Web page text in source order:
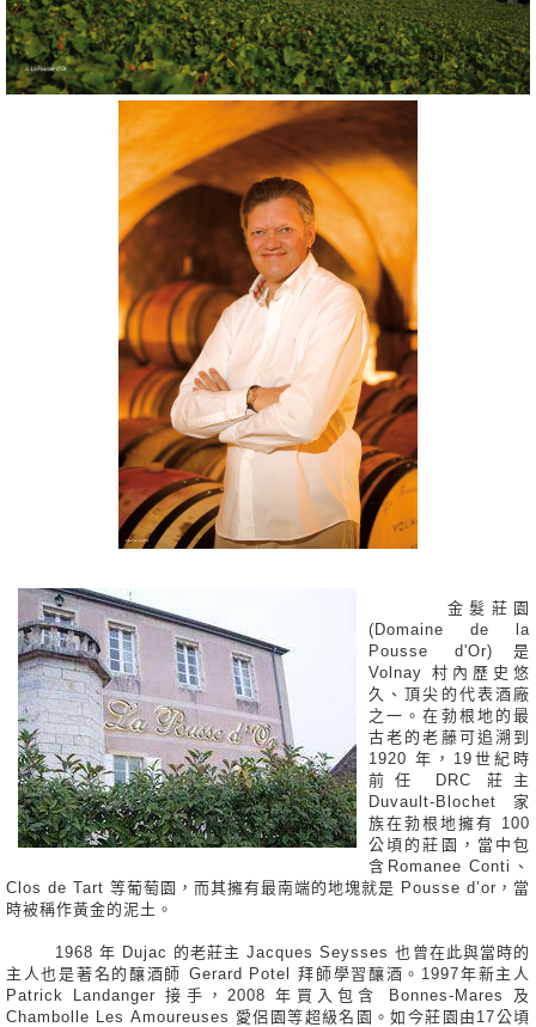
金髮莊園
(Domaine de la
Pousse d'Or)是
Volnay 村內歷史悠
久、頂尖的代表酒廠
之一。在勃根地的最
古老的老藤可追溯到
1920 年，19世紀時
前任 DRC 莊主
Duvault-Blochet 家
族在勃根地擁有 100
公頃的莊園，當中包
含Romanee Conti、
Clos de Tart 等葡萄園，而其擁有最南端的地塊就是 Pousse d’or，當
時被稱作黃金的泥土。
1968 年 Dujac 的老莊主 Jacques Seysses 也曾在此與當時的
主人也是著名的釀酒師 Gerard Potel 拜師學習釀酒。1997年新主人
Patrick Landanger 接手，2008 年買入包含 Bonnes-Mares 及
Chambolle Les Amoureuses 愛侶園等超級名園。如今莊園由17公頃